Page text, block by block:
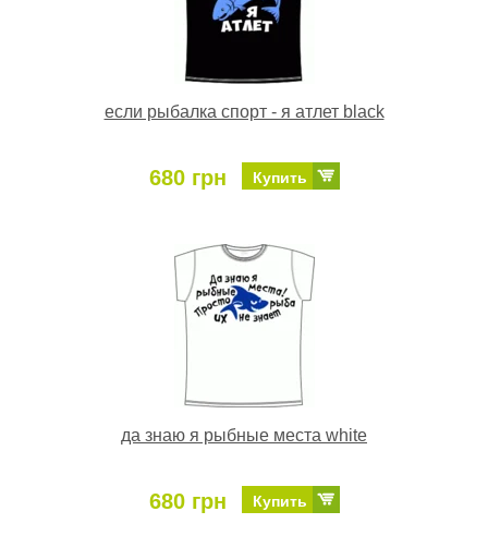
если рыбалка спорт - я атлет black
680 грн Купить
да знаю я рыбные места white
680 грн Купить